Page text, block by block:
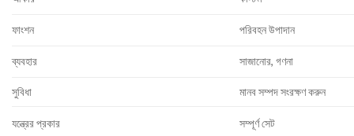
ফাংশন পরিবহন উপাদান
ব্যবহার সাজানোর, গণনা
সুবিধা মানব সম্পদ সংরক্ষণ করুন
যন্ত্রের প্রকার সম্পূর্ণ সেট